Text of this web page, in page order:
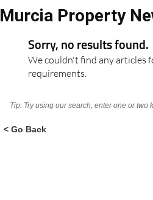
Murcia Property
Sorry, no results found.
We couldn't find any articles
requirements.
Tip: Try using our search, enter one or
< Go Back